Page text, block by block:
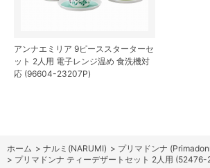
アンナエミリア 9ピーススターターセ
ット 2人用 電子レンジ温め 食洗機対
応 (96604-23207P)
ホーム > ナルミ(NARUMI) > プリマドンナ
> プリマドンナ ティーデザートセット 2人用 (52476-